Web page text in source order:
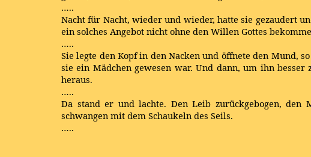
…..
Nacht für Nacht, wieder und wieder, hatte sie gezaudert
ein solches Angebot nicht ohne den Willen Gottes
…..
Sie legte den Kopf in den Nacken und öffnete den Mund,
sie ein Mädchen gewesen war. Und dann, um ihn
heraus.
…..
Da stand er und lachte. Den Leib zurückgebogen,
schwangen mit dem Schaukeln des Seils.
…..